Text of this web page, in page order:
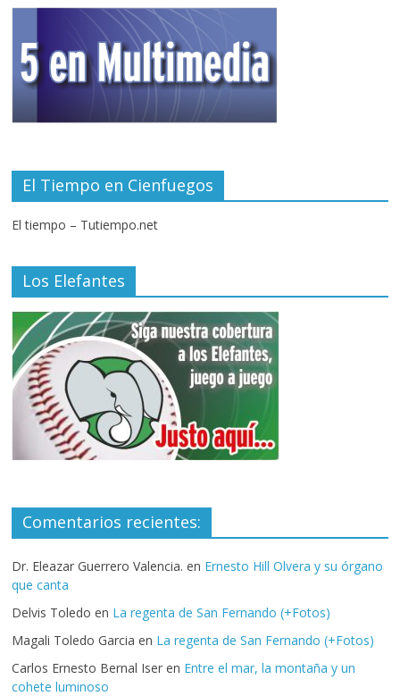
El Tiempo en Cienfuegos
El tiempo – Tutiempo.net
Los Elefantes
Comentarios recientes:
Dr. Eleazar Guerrero Valencia. en Ernesto Hill Olvera y su órgano
que canta
Delvis Toledo en La regenta de San Fernando (+Fotos)
Magali Toledo Garcia en La regenta de San Fernando (+Fotos)
Carlos Ernesto Bernal Iser en Entre el mar, la montaña y un
cohete luminoso